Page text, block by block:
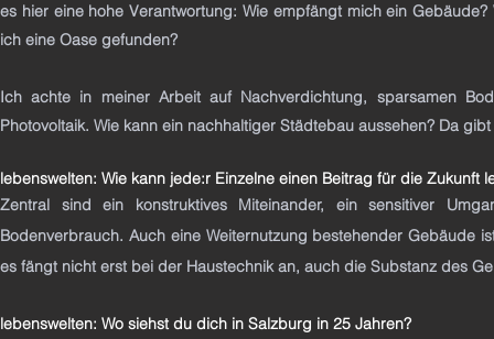
es hier eine hohe Verantwortung: Wie empfängt mich ein
ich eine Oase gefunden?
Ich achte in meiner Arbeit auf Nachverdichtung, sparsamen
Photovoltaik. Wie kann ein nachhaltiger Städtebau aussehen? Da
lebenswelten: Wie kann jede:r Einzelne einen Beitrag für die Zukunft
Zentral sind ein konstruktives Miteinander, ein sensitiver
Bodenverbrauch. Auch eine Weiternutzung bestehender Gebäude
es fängt nicht erst bei der Haustechnik an, auch die Substanz des
lebenswelten: Wo siehst du dich in Salzburg in 25 Jahren?